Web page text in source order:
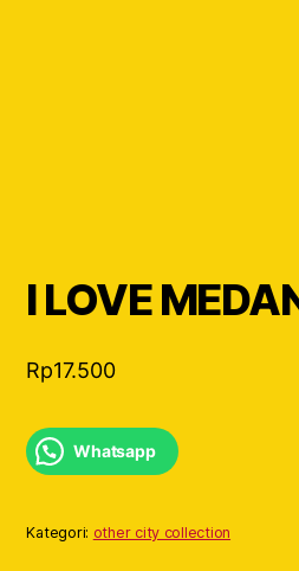
I LOVE
Rp17.500
Whatsapp
Kategori: other city collection